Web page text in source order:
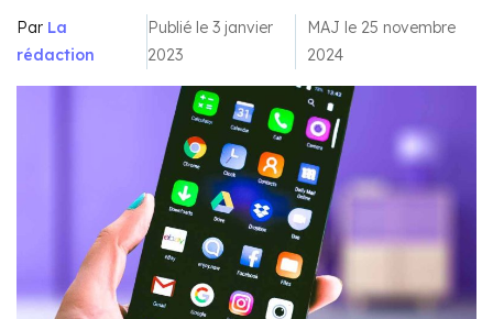
Par La
rédaction
Publié le 3 janvier
2023
MAJ le 25 novembre
2024